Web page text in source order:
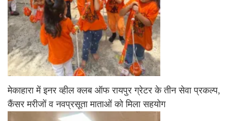
मेकाहारा में इनर व्हील क्लब ऑफ रायपुर ग्रेटर के तीन सेवा प्रकल्प,
कैंसर मरीजों व नवप्रसूता माताओं को मिला सहयोग